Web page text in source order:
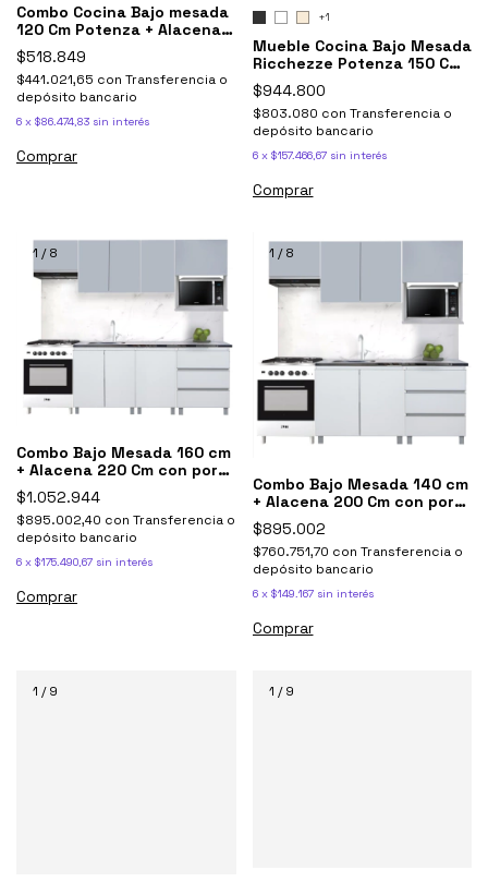
Combo Cocina Bajo mesada
120 Cm Potenza + Alacena +
Mesada Durafort
$518.849
$441.021,65 con Transferencia o
depósito bancario
6 x $86.474,83 sin interés
Comprar
+1
Mueble Cocina Bajo Mesada
Ricchezze Potenza 150 Cm
+ Alacena 150 cm
$944.800
$803.080 con Transferencia o
depósito bancario
6 x $157.466,67 sin interés
Comprar
1 /8
Combo Bajo Mesada 160 cm
+ Alacena 220 Cm con porta
microondas y
sobrepurificador Potenza
Blanco Y Gris
$1.052.944
$895.002,40 con Transferencia o
depósito bancario
6 x $175.490,67 sin interés
Comprar
1 /8
Combo Bajo Mesada 140 cm
+ Alacena 200 Cm con porta
microondas y
sobrepurificador Potenza
Blanco Y Gris
$895.002
$760.751,70 con Transferencia o
depósito bancario
6 x $149.167 sin interés
Comprar
1 /9 1 /9